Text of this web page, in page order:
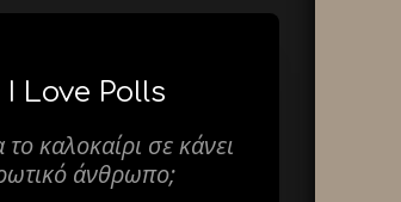
I Love Polls
το καλοκαίρι σε κάνει
άνθρωπο;